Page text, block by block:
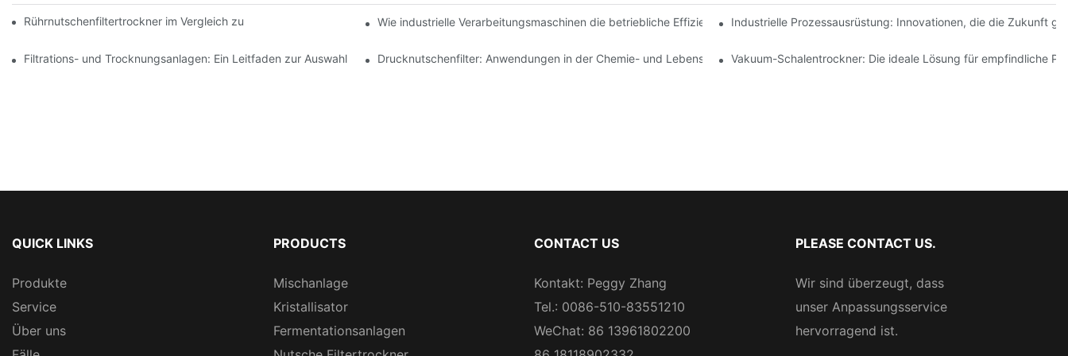
Rührnutschenfiltertrockner im Vergleich zu anderen Trocknungsverfahren: Ein VergleichWie industrielle Verarbeitungsmaschinen die betriebliche Effizienz steigernIndustrielle Prozessausrüstung: Innovationen, die die Zukunft
Filtrations- und Trocknungsanlagen: Ein Leitfaden zur Auswahl und VerwendungDrucknutschenfilter: Anwendungen in der Chemie- und LebensmittelindustrieVakuum-Schalentrockner: Die ideale Lösung für empfindliche
QUICK LINKS
Produkte
Service
Über uns
PRODUCTS
Mischanlage
Kristallisator
Fermentationsanlagen
CONTACT US
Kontakt: Peggy Zhang
Tel.: 0086-510-83551210
WeChat: 86 13961802200
PLEASE CONTACT US.
Wir sind überzeugt, dass
unser Anpassungsservice
hervorragend ist.